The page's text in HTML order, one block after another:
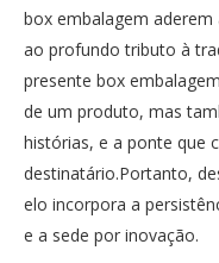
box embalagem aderem
ao profundo tributo à
presente box
de um produto, mas
histórias, e a ponte que
destinatário.Portanto,
elo incorpora a
e a sede por inovação.